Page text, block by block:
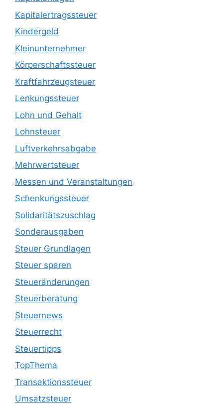
Kapitalertragssteuer
Kindergeld
Kleinunternehmer
Körperschaftssteuer
Kraftfahrzeugsteuer
Lenkungssteuer
Lohn und Gehalt
Lohnsteuer
Luftverkehrsabgabe
Mehrwertsteuer
Messen und Veranstaltungen
Schenkungssteuer
Solidaritätszuschlag
Sonderausgaben
Steuer Grundlagen
Steuer sparen
Steueränderungen
Steuerberatung
Steuernews
Steuerrecht
Steuertipps
TopThema
Transaktionssteuer
Umsatzsteuer